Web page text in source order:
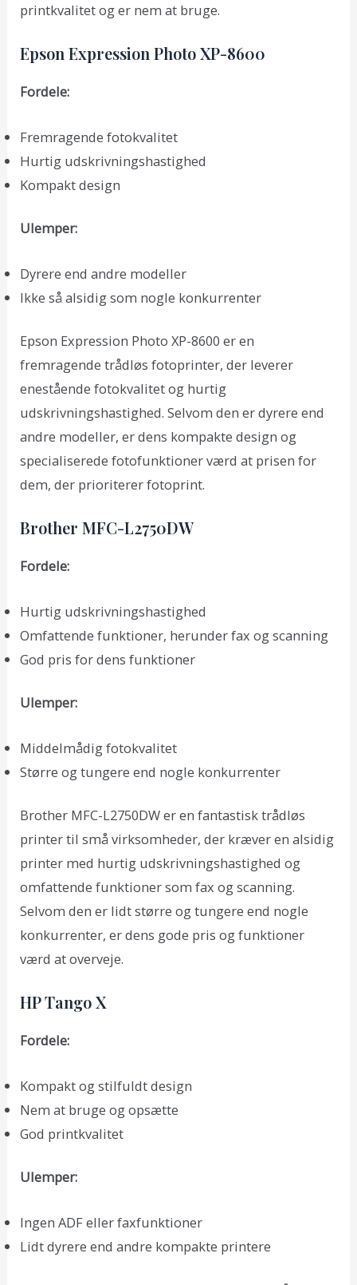
printkvalitet og er nem at bruge.
Epson Expression Photo XP-8600
Fordele:
Fremragende fotokvalitet
Hurtig udskrivningshastighed
Kompakt design
Ulemper:
Dyrere end andre modeller
Ikke så alsidig som nogle konkurrenter
Epson Expression Photo XP-8600 er en
fremragende trådløs fotoprinter, der leverer
enestående fotokvalitet og hurtig
udskrivningshastighed. Selvom den er dyrere end
andre modeller, er dens kompakte design og
specialiserede fotofunktioner værd at prisen for
dem, der prioriterer fotoprint.
Brother MFC-L2750DW
Fordele:
Hurtig udskrivningshastighed
Omfattende funktioner, herunder fax og scanning
God pris for dens funktioner
Ulemper:
Middelmådig fotokvalitet
Større og tungere end nogle konkurrenter
Brother MFC-L2750DW er en fantastisk trådløs
printer til små virksomheder, der kræver en alsidig
printer med hurtig udskrivningshastighed og
omfattende funktioner som fax og scanning.
Selvom den er lidt større og tungere end nogle
konkurrenter, er dens gode pris og funktioner
værd at overveje.
HP Tango X
Fordele:
Kompakt og stilfuldt design
Nem at bruge og opsætte
God printkvalitet
Ulemper:
Ingen ADF eller faxfunktioner
Lidt dyrere end andre kompakte printere